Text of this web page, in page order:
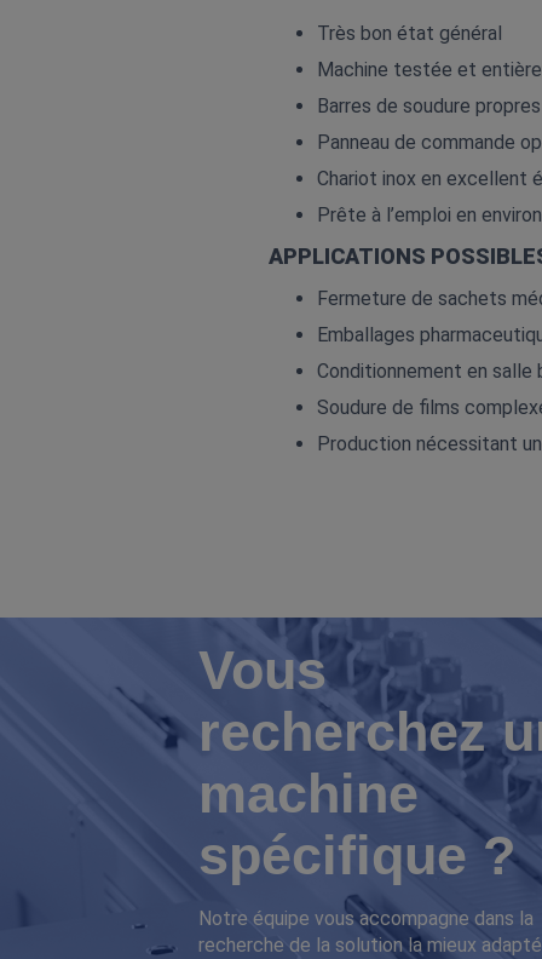
Très bon état général
Machine testée et
Barres de soudure
Panneau de commande
Chariot inox en excellent
Prête à l’emploi en
APPLICATIONS
Fermeture de sachets
Emballages
Conditionnement en salle
Soudure de films
Production nécessitant
Vous
recherchez
machine
spécifique ?
Notre équipe vous accompagne dans la
recherche de la solution la mieux